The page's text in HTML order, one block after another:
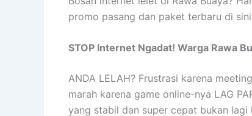
promo pasang dan paket terbaru di
STOP Internet Ngadat! Warga Rawa
ANDA LELAH? Frustrasi karena
marah karena game online-nya LAG
yang stabil dan super cepat bukan lagi